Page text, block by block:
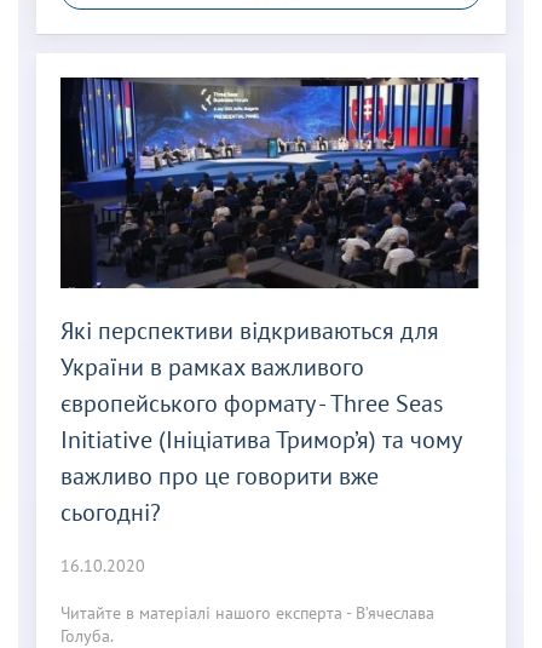
Які перспективи відкриваються для
України в рамках важливого
європейського формату - Three Seas
Initiative (Ініціатива Тримор’я) та чому
важливо про це говорити вже
сьогодні?
16.10.2020
Читайте в матеріалі нашого експерта - В’ячеслава
Голуба.